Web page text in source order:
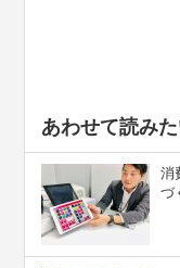
あわせて読み
消
づ